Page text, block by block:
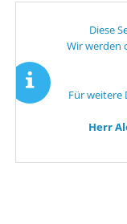
Diese
Wir werden
Für weitere
Herr